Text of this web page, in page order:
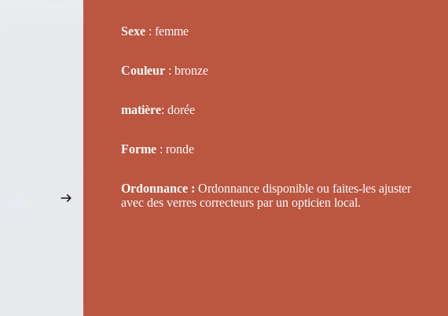
Sexe : femme
Couleur : bronze
matière: dorée
Forme : ronde
Ordonnance : Ordonnance disponible ou faites-les ajuster
avec des verres correcteurs par un opticien local.